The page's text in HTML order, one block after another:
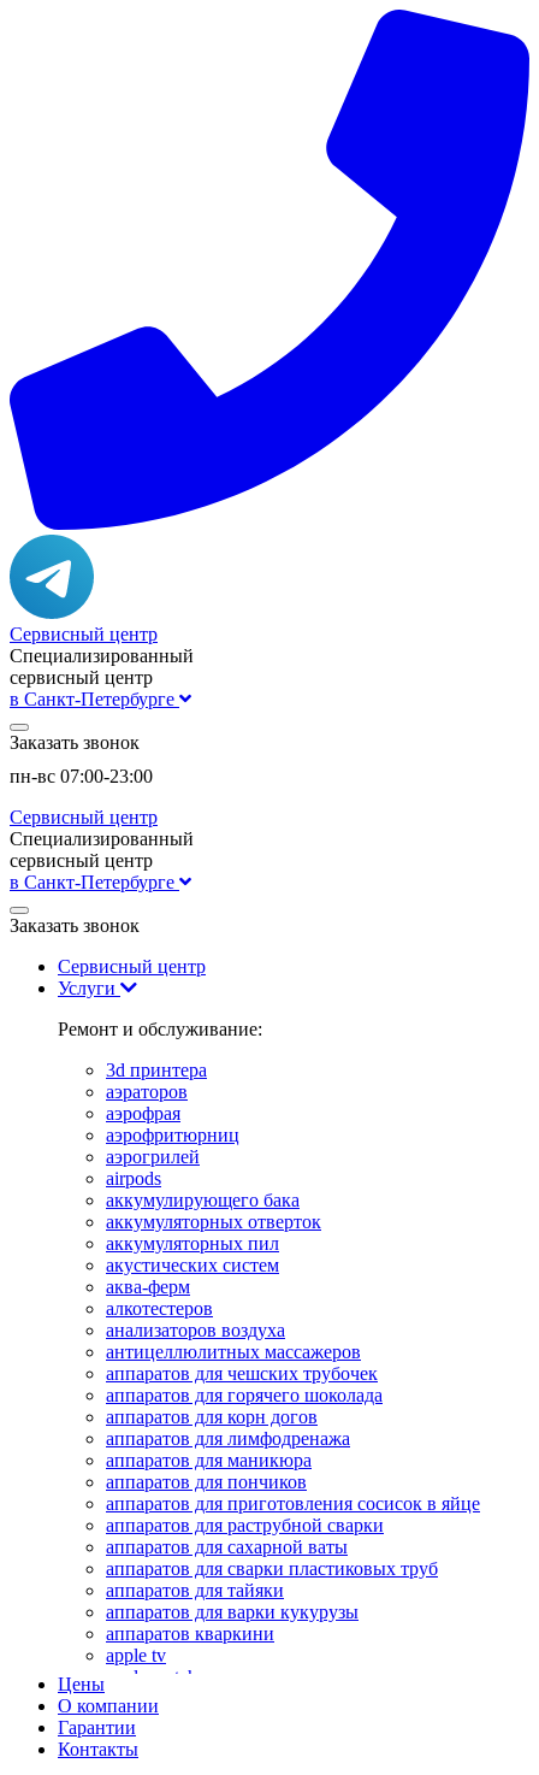
Сервисный центр
Специализированный
сервисный центр
в Санкт-Петербурге
Заказать звонок
пн-вс 07:00-23:00
Сервисный центр
Специализированный
сервисный центр
в Санкт-Петербурге
Заказать звонок
Сервисный центр
Услуги
Ремонт и обслуживание:
3d принтера
аэраторов
аэрофрая
аэрофритюрниц
аэрогрилей
airpods
аккумулирующего бака
аккумуляторных отверток
аккумуляторных пил
акустических систем
аква-ферм
алкотестеров
анализаторов воздуха
антицеллюлитных массажеров
аппаратов для чешских трубочек
аппаратов для горячего шоколада
аппаратов для корн догов
аппаратов для лимфодренажа
аппаратов для маникюра
аппаратов для пончиков
аппаратов для приготовления сосисок в яйце
аппаратов для раструбной сварки
аппаратов для сахарной ваты
аппаратов для сварки пластиковых труб
аппаратов для тайяки
аппаратов для варки кукурузы
аппаратов кваркини
apple tv
apple watch
аромадиффузоров
аромастанций
ароматизаторов воздуха
аудиоплееров
Цены
О компании
Гарантии
Контакты